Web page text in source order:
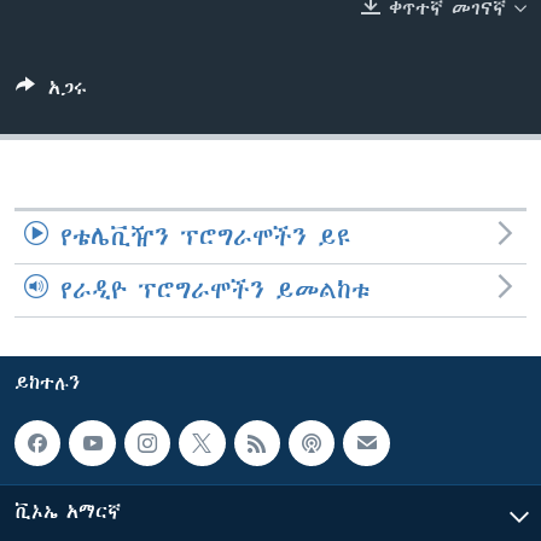
ቋንቋዎች
ቀጥተኛ መገናኛ
አጋሩ
የቴሌቪዥን ፕሮግራሞችን ይዩ
የራዲዮ ፕሮግራሞችን ይመልከቱ
ይከተሉን
ቪኦኤ አማርኛ